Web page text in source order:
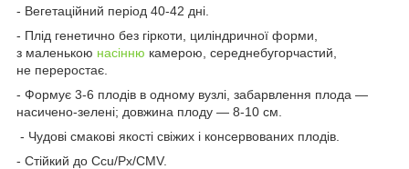
- Вегетаційний період 40-42 дні.
- Плід генетично без гіркоти, циліндричної форми,
з маленькою насінню камерою, середнебугорчастий,
не переростає.
- Формує 3-6 плодів в одному вузлі, забарвлення плода —
насичено-зелені; довжина плоду — 8-10 см.
- Чудові смакові якості свіжих і консервованих плодів.
- Стійкий до Ccu/Px/CMV.